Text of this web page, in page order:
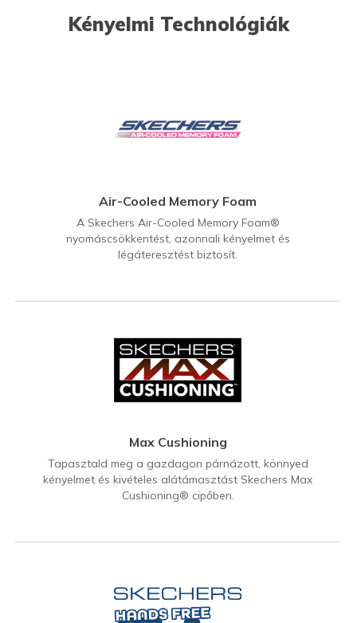
Kényelmi Technológiák
Air-Cooled Memory Foam
A Skechers Air-Cooled Memory Foam®
nyomáscsökkentést, azonnali kényelmet és
légáteresztést biztosít.
Max Cushioning
Tapasztald meg a gazdagon párnázott, könnyed
kényelmet és kivételes alátámasztást Skechers Max
Cushioning® cipőben.